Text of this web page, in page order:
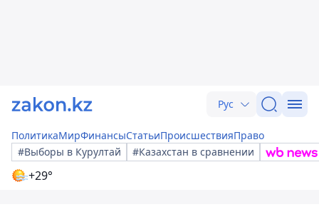
Рус
ПолитикаМирФинансыСтатьиПроисшествияПраво
#Выборы в Курултай
#Казахстан в сравнении
+29°